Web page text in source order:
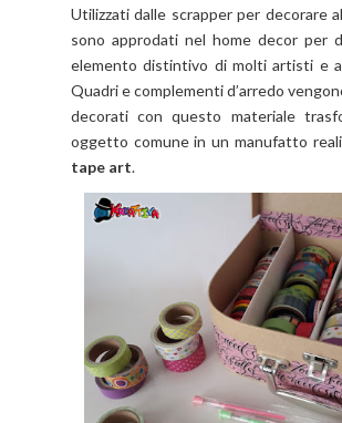
Utilizzati dalle scrapper per decorare
sono approdati nel home decor per
elemento distintivo di molti artisti e
Quadri e complementi d’arredo
decorati con questo materiale
oggetto comune in un manufatto
tape art.